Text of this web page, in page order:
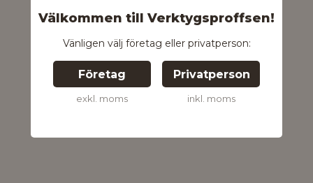
Välkommen till Verktygsproffsen!
Vänligen välj företag eller privatperson:
Företag
exkl. moms
Privatperson
inkl. moms